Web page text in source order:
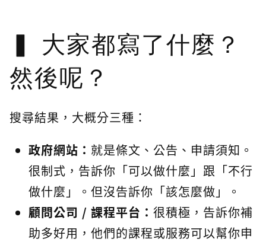
大家都寫了什麼？
然後呢？
搜尋結果，大概分三種：
政府網站： 就是條文、公告、申請須知。
很制式，告訴你「可以做什麼」跟「不行
做什麼」。但沒告訴你「該怎麼做」。
顧問公司 / 課程平台： 很積極，告訴你補
助多好用，他們的課程或服務可以幫你申